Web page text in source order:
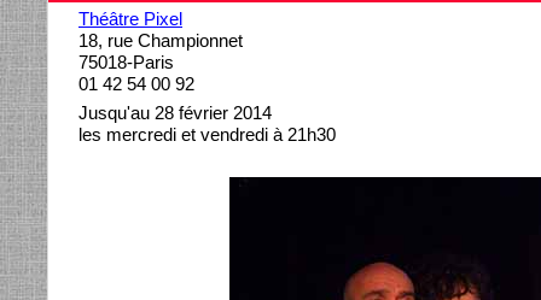
Théâtre Pixel
18, rue Championnet
75018-Paris
01 42 54 00 92
Jusqu'au 28 février 2014
les mercredi et vendredi à 21h30